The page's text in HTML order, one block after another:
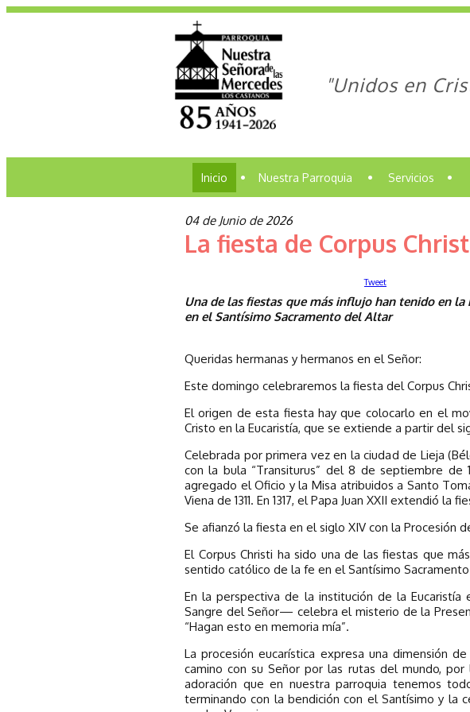
"Unidos en
Inicio • Nuestra Parroquia • Servicios •
04 de Junio de 2026
La fiesta de Corpus
Tweet
Una de las fiestas que más influjo han tenido en
en el Santísimo Sacramento del Altar
Queridas hermanas y hermanos en el Señor:
Este domingo celebraremos la fiesta del Corpus
El origen de esta fiesta hay que colocarlo en el
Cristo en la Eucaristía, que se extiende a partir del
Celebrada por primera vez en la ciudad de Lieja
con la bula “Transiturus” del 8 de septiembre
agregado el Oficio y la Misa atribuidos a Santo
Viena de 1311. En 1317, el Papa Juan XXII extendió la
Se afianzó la fiesta en el siglo XIV con la Procesión
El Corpus Christi ha sido una de las fiestas que
sentido católico de la fe en el Santísimo
En la perspectiva de la institución de la
Sangre del Señor— celebra el misterio de la
“Hagan esto en memoria mía”.
La procesión eucarística expresa una dimensión
camino con su Señor por las rutas del mundo,
adoración que en nuestra parroquia tenemos
terminando con la bendición con el Santísimo y la